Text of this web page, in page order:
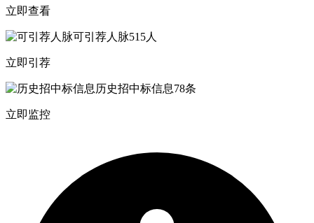
立即查看
可引荐人脉515人
立即引荐
历史招中标信息78条
立即监控